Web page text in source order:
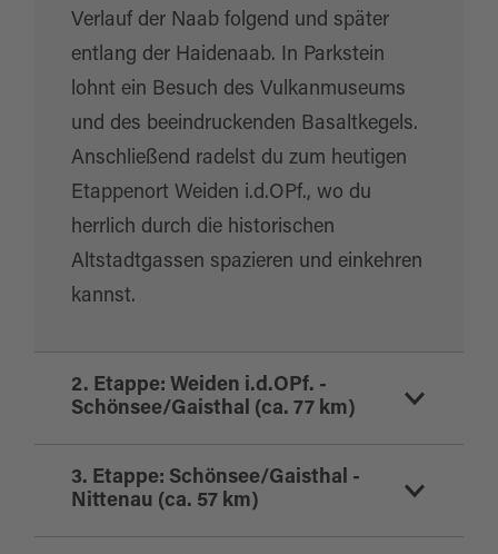
Verlauf der Naab folgend und später
entlang der Haidenaab. In Parkstein
lohnt ein Besuch des Vulkanmuseums
und des beeindruckenden Basaltkegels.
Anschließend radelst du zum heutigen
Etappenort Weiden i.d.OPf., wo du
herrlich durch die historischen
Altstadtgassen spazieren und einkehren
kannst.
2. Etappe: Weiden i.d.OPf. -
Schönsee/Gaisthal (ca. 77 km)
Heute fährst du zuerst nach Neustadt
an der Waldnaab und weiter durch die
3. Etappe: Schönsee/Gaisthal -
Nittenau (ca. 57 km)